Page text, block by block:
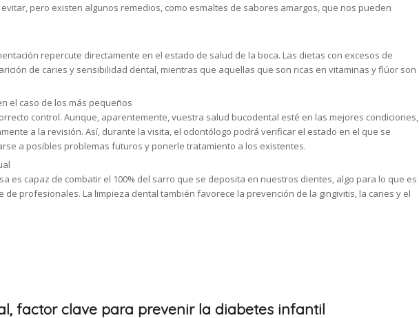
pero existen algunos remedios, como esmaltes de sabores amargos, que nos pueden
repercute directamente en el estado de salud de la boca. Las dietas con excesos de
de caries y sensibilidad dental, mientras que aquellas que son ricas en vitaminas y flúor son
el caso de los más pequeños
control. Aunque, aparentemente, vuestra salud bucodental esté en las mejores condiciones,
a la revisión. Así, durante la visita, el odontólogo podrá verificar el estado en el que se
a posibles problemas futuros y ponerle tratamiento a los existentes.
es capaz de combatir el 100% del sarro que se deposita en nuestros dientes, algo para lo que es
de profesionales. La limpieza dental también favorece la prevención de la gingivitis, la caries y el
factor clave para prevenir la diabetes infantil